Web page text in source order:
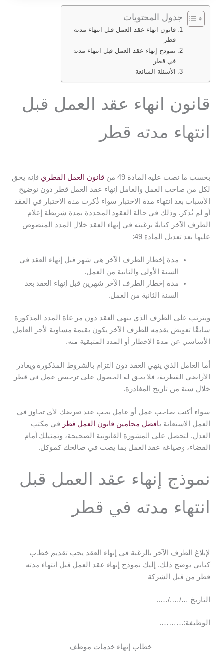
جدول المحتويات
قانون انهاء عقد العمل قبل انتهاء مدته
قطر
نموذج إنهاء عقد العمل قبل انتهاء مدته
في قطر
الأسئلة الشائعة
قانون انهاء عقد العمل قبل
انتهاء مدته قطر
بحسب ما نصت عليه المادة 49 من قانون العمل القطري فإنه يحق
لكل من صاحب العمل والعامل إنهاء عقد العمل قطر دون توضيح
الأسباب بعد انتهاء مدة الاختبار سواء ذُكرت مدة الاختبار في العقد
أو لم تُذكر. وذلك في حالة العقود المحددة بمدة شريطة إعلام
الطرف الآخر كتابةً برغبته في إنهاء العقد خلال المدد المنصوص
عليها بعد تعديل المادة 49:
مدة إخطار الطرف الآخر هي شهر قبل إنهاء العقد في
السنة الأولى والثانية من العمل.
مدة إخطار الطرف الآخر شهرين قبل إنهاء العقد بعد
السنة الثانية من العمل.
ويترتب على الطرف الذي ينهي العقد دون مراعاة المدد المذكورة
سابقًا تعويض يقدمه للطرف الآخر يكون بقيمة مساوية لأجر العامل
الأساسي عن مدة الإخطار أو المدد المتبقية منه.
أما العامل الذي ينهي العقد دون التزام بالشروط المذكورة ويغادر
الأراضي القطرية، فلا يحق له الحصول على ترخيص عمل في قطر
خلال سنة من تاريخ المغادرة.
سواء أكنت صاحب عمل أو عامل يجب عند تعرضك لأي تجاوز في
العمل الاستعانة بافضل محامين قانون العمل قطر في مكتب
العدل. لتحصل على المشورة القانونية الصحيحة، وتمثيلك أمام
القضاء، وصياغة عقد العمل بما يصب في صالحك كموكل.
نموذج إنهاء عقد العمل قبل
انتهاء مدته في قطر
لإبلاغ الطرف الآخر بالرغبة في إنهاء العقد يجب تقديم خطاب
كتابي يوضح ذلك. إليك نموذج إنهاء عقد العمل قبل انتهاء مدته
قطر من قبل الشركة:
التاريخ …/…./…..
الوظيفة:……….
خطاب إنهاء خدمات موظف